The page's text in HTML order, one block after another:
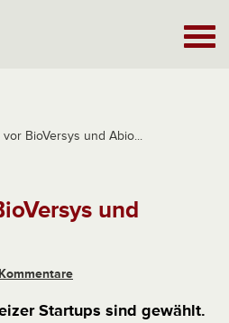
BioVersys und Abio...
und
Startups sind gewählt.